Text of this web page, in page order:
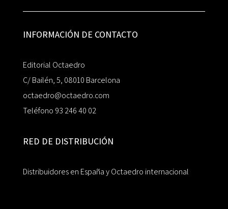
INFORMACIÓN DE CONTACTO
Editorial Octaedro
C/ Bailén, 5, 08010 Barcelona
octaedro@octaedro.com
Teléfono 93 246 40 02
RED DE DISTRIBUCIÓN
Distribuidores en España y Octaedro internacional